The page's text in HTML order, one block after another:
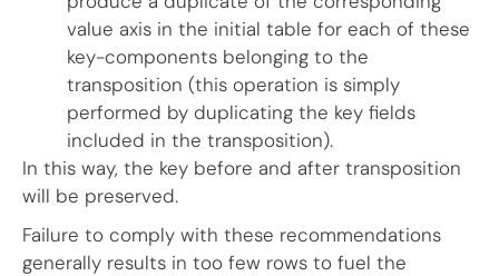
value axis in the initial table for each of these
key-components belonging to the
transposition (this operation is simply
performed by duplicating the key fields
included in the transposition).
In this way, the key before and after transposition
will be preserved.
Failure to comply with these recommendations
generally results in too few rows to fuel the